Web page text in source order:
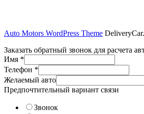
Auto Motors WordPress Theme
Заказать обратный звонок для расчета
Имя *
Телефон *
Желаемый авто
Предпочтительный вариант связи
Звонок